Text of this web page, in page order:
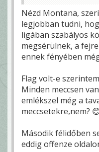
Nézd Montana,
legjobban tudni,
ligában szabályos
megsérülnek, a
ennek fényében
Flag volt-e
Minden meccsen
emlékszel még a
meccsetekre,nem?
Második félidőben
eddig offenze